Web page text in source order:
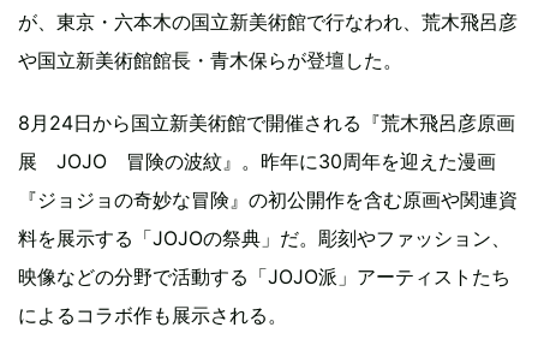
が、東京・六本木の国立新美術館で行なわれ、荒木飛呂彦
や国立新美術館館長・青木保らが登壇した。
8月24日から国立新美術館で開催される『荒木飛呂彦原画
展 JOJO 冒険の波紋』。昨年に30周年を迎えた漫画
『ジョジョの奇妙な冒険』の初公開作を含む原画や関連資
料を展示する「JOJOの祭典」だ。彫刻やファッション、
映像などの分野で活動する「JOJO派」アーティストたち
によるコラボ作も展示される。